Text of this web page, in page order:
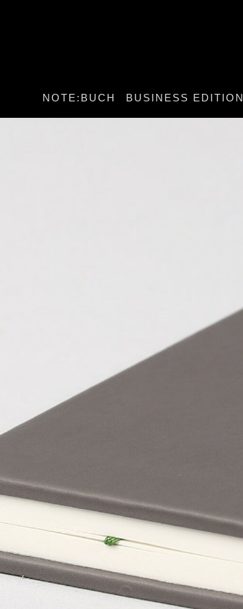
NOTE:BUCH BUSINESS EDITION